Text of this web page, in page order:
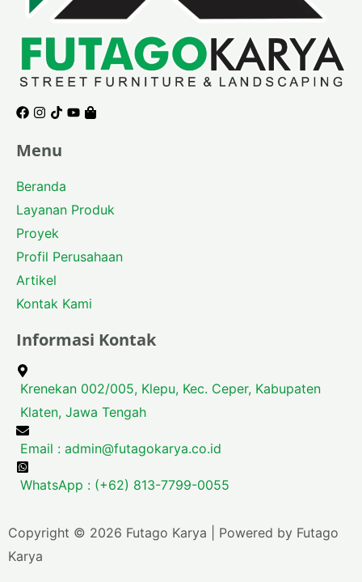
Facebook
Instagram
Tiktok
Youtube
Shopping-
Menu
Beranda
Layanan Produk
Proyek
Profil Perusahaan
Artikel
Kontak Kami
Informasi Kontak
Krenekan 002/005, Klepu, Kec. Ceper, Kabupaten
Klaten, Jawa Tengah
Email : admin@futagokarya.co.id
WhatsApp : (+62) 813-7799-0055
Copyright © 2026 Futago Karya | Powered by Futago
Karya